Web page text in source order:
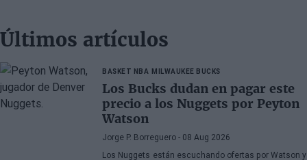
Últimos artículos
BASKET NBA MILWAUKEE BUCKS
Los Bucks dudan en pagar este
precio a los Nuggets por Peyton
Watson
Jorge P. Borreguero - 08 Aug 2026
Los Nuggets están escuchando ofertas por Watson y